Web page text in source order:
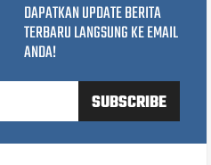
DAPATKAN UPDATE BERITA
TERBARU LANGSUNG KE EMAIL
ANDA!